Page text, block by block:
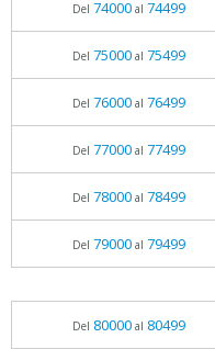
Del 74000al 74499
Del 75000al 75499
Del 76000al 76499
Del 77000al 77499
Del 78000al 78499
Del 79000al 79499
Del 80000al 80499